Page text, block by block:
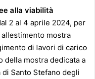
alla viabilità
2 al 4 aprile 2024, per
mostra
di lavori di carico
della mostra dedicata a
Santo Stefano degli